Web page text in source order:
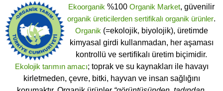
Ekoorganik %100 Organik Market, güvenilir
organik üreticilerden sertifikalı organik ürünler.
Organik (=ekolojik, biyolojik), üretimde
kimyasal girdi kullanmadan, her aşaması
kontrollü ve sertifikalı üretim biçimidir.
Ekolojik tarımın amacı; toprak ve su kaynakları ile havayı
kirletmeden, çevre, bitki, hayvan ve insan sağlığını